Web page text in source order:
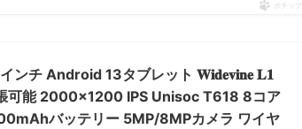
ポチップ
ンチ Android 13タブレット 𝐖𝐢𝐝𝐞𝐯𝐢𝐧𝐞 𝐋𝟏
可能 2000×1200 IPS Unisoc T618 8コア
バッテリー 5MP/8MPカメラ ワイヤ